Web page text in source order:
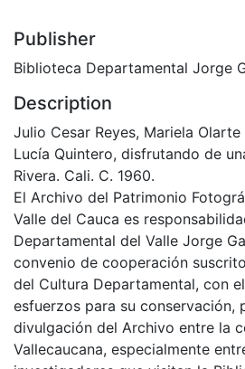
Publisher
Biblioteca Departamental Jorge
Description
Julio Cesar Reyes, Mariela
Lucía Quintero, disfrutando de
Rivera. Cali. C. 1960.
El Archivo del Patrimonio
Valle del Cauca es
Departamental del Valle Jorge
convenio de cooperación
del Cultura Departamental, con
esfuerzos para su conservación,
divulgación del Archivo entre la
Vallecaucana, especialmente